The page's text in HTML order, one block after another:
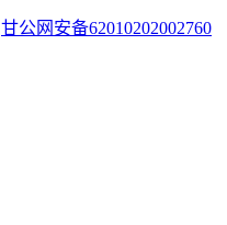
甘公网安备62010202002760